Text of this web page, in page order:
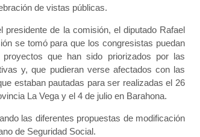
de vistas públicas.
presidente de la comisión, el diputado Rafael
se tomó para que los congresistas puedan
que han sido priorizados por las
y, que pudieran verse afectados con las
estaban pautadas para ser realizadas el 26
La Vega y el 4 de julio en Barahona.
las diferentes propuestas de modificación
de Seguridad Social.